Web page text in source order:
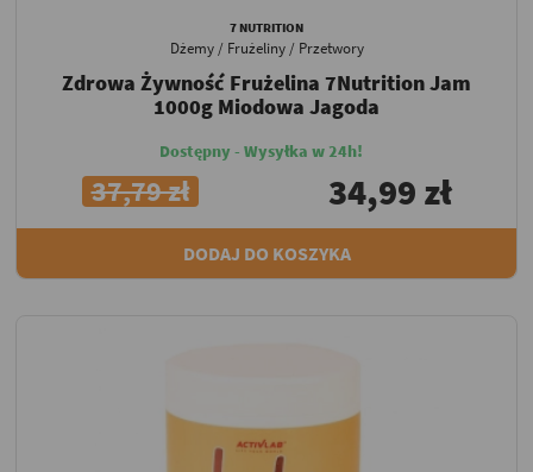
7 NUTRITION
Dżemy / Frużeliny / Przetwory
Zdrowa Żywność Frużelina 7Nutrition Jam
1000g Miodowa Jagoda
Dostępny - Wysyłka w 24h!
37,79 zł 34,99 zł
DODAJ DO KOSZYKA